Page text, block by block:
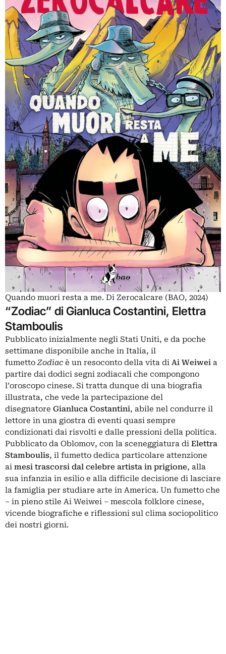
Quando muori resta a me. Di Zerocalcare (BAO, 2024)
“Zodiac” di Gianluca Costantini, Elettra
Stamboulis
Pubblicato inizialmente negli Stati Uniti, e da poche
settimane disponibile anche in Italia, il
fumettoZodiac è un resoconto della vita di Ai Weiwei a
partire dai dodici segni zodiacali che compongono
l’oroscopo cinese. Si tratta dunque di una biografia
illustrata, che vede la partecipazione del
disegnatore Gianluca Costantini, abile nel condurre il
lettore in una giostra di eventi quasi sempre
condizionati dai risvolti e dalle pressioni della politica.
Pubblicato da Oblomov, con la sceneggiatura di Elettra
Stamboulis, il fumetto dedica particolare attenzione
ai mesi trascorsi dal celebre artista in prigione, alla
sua infanzia in esilio e alla difficile decisione di lasciare
la famiglia per studiare arte in America. Un fumetto che
– in pieno stile Ai Weiwei – mescola folklore cinese,
vicende biografiche e riflessioni sul clima sociopolitico
dei nostri giorni.